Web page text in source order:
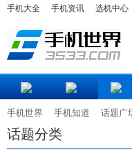
手机大全 手机资讯 选机中心
手机世界 手机知道 话题广
话题分类